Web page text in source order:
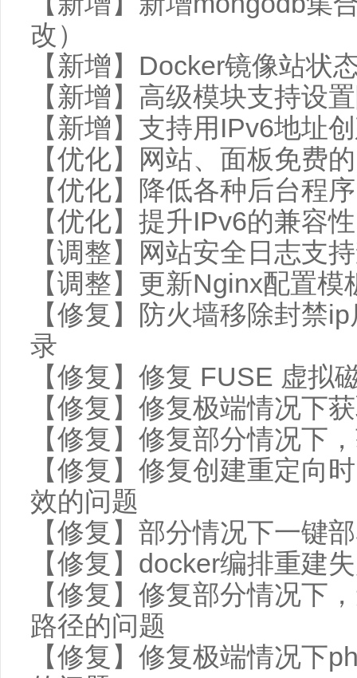
改）
【新增】Docker镜像站状
【新增】高级模块支持设
【新增】支持用IPv6地址
【优化】网站、面板免费
【优化】降低各种后台程
【优化】提升IPv6的兼容性
【调整】网站安全日志支
【调整】更新Nginx配置
【修复】防火墙移除封禁
录
【修复】修复 FUSE 虚拟
【修复】修复极端情况下
【修复】修复部分情况下
【修复】修复创建重定向
效的问题
【修复】部分情况下一键
【修复】docker编排重建
【修复】修复部分情况下
路径的问题
【修复】修复极端情况下